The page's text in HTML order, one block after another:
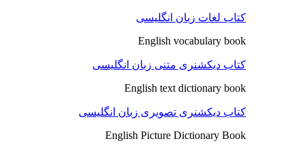
کتاب لغات زبان انگلیسی
English vocabulary book
کتاب دیکشنری متنی زبان انگلیسی
English text dictionary book
کتاب دیکشنری تصویری زبان انگلیسی
English Picture Dictionary Book